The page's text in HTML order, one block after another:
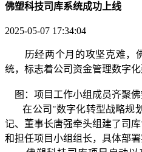
佛塑科技司库系统成功上线
2025-05-07 17:34:04
历经两个月的攻坚克难，
统，标志着公司资金管理数字化
图：项目工作小组成员齐聚
在公司"数字化转型战略规
记、董事长唐强牵头组建了司
和担任项目小组组长，具体部署